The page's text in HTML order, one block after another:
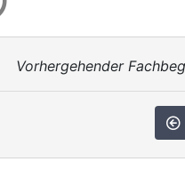
Vorhergehender